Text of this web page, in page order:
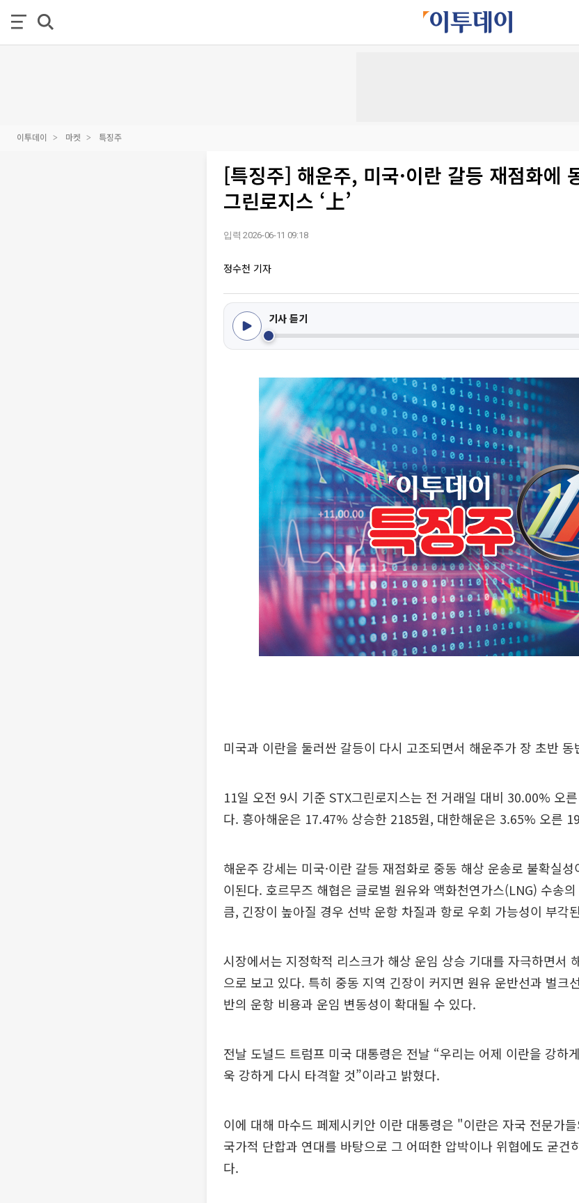
이투데이 마켓 특징주
[특징주] 해운주, 미국·이란 갈등 재점화에
그린로지스 ‘上’
입력 2026-06-11 09:18
정수천 기자
기사 듣기
미국과 이란을 둘러싼 갈등이 다시 고조되면서 해운주가 장 초반
11일 오전 9시 기준 STX그린로지스는 전 거래일 대비 30.00% 오
다. 흥아해운은 17.47% 상승한 2185원, 대한해운은 3.65% 오른
해운주 강세는 미국·이란 갈등 재점화로 중동 해상 운송로 불확실
이된다. 호르무즈 해협은 글로벌 원유와 액화천연가스(LNG) 수송
큼, 긴장이 높아질 경우 선박 운항 차질과 항로 우회 가능성이 부각
시장에서는 지정학적 리스크가 해상 운임 상승 기대를 자극하면서
으로 보고 있다. 특히 중동 지역 긴장이 커지면 원유 운반선과 벌크
반의 운항 비용과 운임 변동성이 확대될 수 있다.
전날 도널드 트럼프 미국 대통령은 전날 “우리는 어제 이란을 강하
욱 강하게 다시 타격할 것”이라고 밝혔다.
이에 대해 마수드 페제시키안 이란 대통령은 "이란은 자국 전문가
국가적 단합과 연대를 바탕으로 그 어떠한 압박이나 위협에도 굳건
다.